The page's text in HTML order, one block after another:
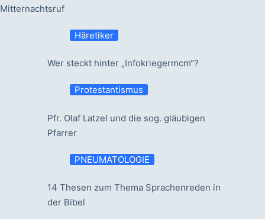
Mitternachtsruf
Häretiker
Wer steckt hinter „Infokriegermcm“?
Protestantismus
Pfr. Olaf Latzel und die sog. gläubigen
Pfarrer
PNEUMATOLOGIE
14 Thesen zum Thema Sprachenreden in
der Bibel